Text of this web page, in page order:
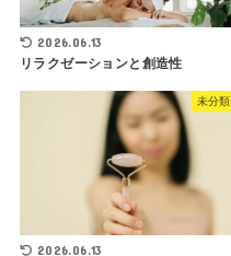
2026.06.13
リラクゼーションと創造性
未分類
2026.06.13